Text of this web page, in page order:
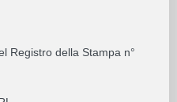
Registro della Stampa n°